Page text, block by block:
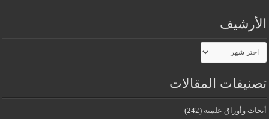
الأرشيف
الأرشيف
تصنيفات المقالات
أبحاث وأوراق علمية (242)